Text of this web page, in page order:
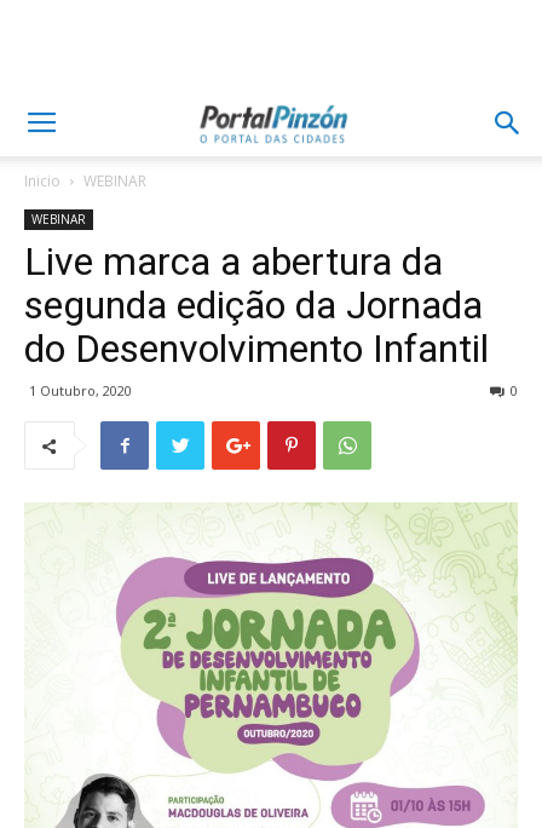
Inicio WEBINAR
WEBINAR
Live marca a abertura da
segunda edição da Jornada
do Desenvolvimento Infantil
1 Outubro, 2020 0